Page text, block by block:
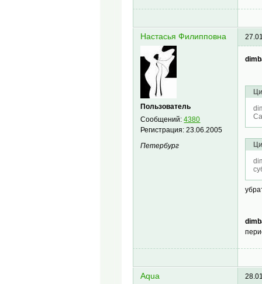
Настасья Филипповна
Пользователь
Сообщений:4380
Регистрация:23.06.2005
Петербург
Aqua